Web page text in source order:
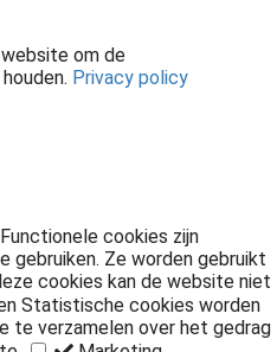
om de
Privacy policy
Functionele cookies zijn
gebruiken. Ze worden gebruikt
cookies kan de website niet
Statistische cookies worden
te verzamelen over het gedrag